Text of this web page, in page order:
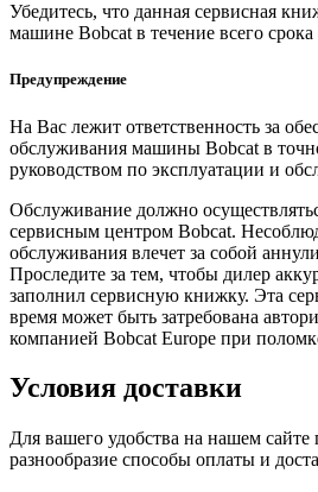
Убедитесь, что данная сервисная
машине Bobcat в течение всего срока
Предупреждение
На Вас лежит ответственность за
обслуживания машины Bobcat в
руководством по эксплуатации и
Обслуживание должно
сервисным центром Bobcat.
обслуживания влечет за собой
Проследите за тем, чтобы дилер
заполнил сервисную книжку. Эта
время может быть затребована
компанией Bobcat Europe при
Условия доставки
Для вашего удобства на нашем сайте
разнообразие способы оплаты и